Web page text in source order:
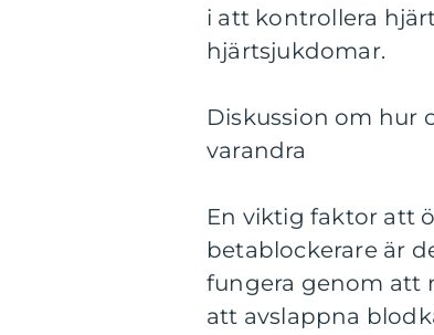
i att kontrollera
hjärtsjukdomar.
Diskussion om hur
varandra
En viktig faktor att
betablockerare är
fungera genom att
att avslappna